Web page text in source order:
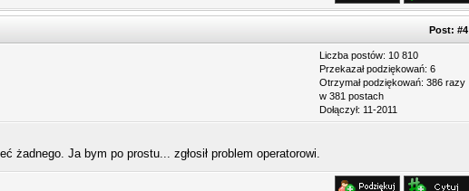
Post: #4
Liczba postów: 10 810
Przekazał podziękowań: 6
Otrzymał podziękowań: 386 razy
w 381 postach
Dołączył: 11-2011
Ja bym po prostu... zgłosił problem operatorowi.